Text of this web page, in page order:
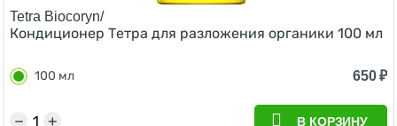
Tetra Biocoryn/
Кондиционер Тетра для разложения органики 100 мл
100 мл 650₽
+
− В КОРЗИНУ